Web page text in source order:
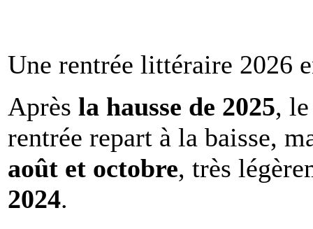
Une rentrée littéraire 2026
Après la hausse de 2025,
rentrée repart à la baisse,
août et octobre, très
2024.